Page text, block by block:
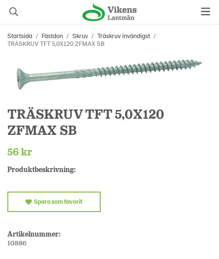
Startsida / Fästdon / Skruv / Träskruv invändigst /
TRÄSKRUV TFT 5,0X120 ZFMAX SB
TRÄSKRUV TFT 5,0X120
ZFMAX SB
56 kr
Produktbeskrivning:
Spara som favorit
Artikelnummer:
10886